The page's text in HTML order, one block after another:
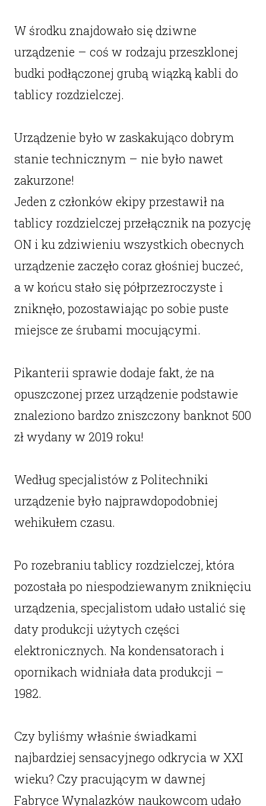
W środku znajdowało się dziwne
urządzenie – coś w rodzaju przeszklonej
budki podłączonej grubą wiązką kabli do
tablicy rozdzielczej.
Urządzenie było w zaskakująco dobrym
stanie technicznym – nie było nawet
zakurzone!
Jeden z członków ekipy przestawił na
tablicy rozdzielczej przełącznik na pozycję
ON i ku zdziwieniu wszystkich obecnych
urządzenie zaczęło coraz głośniej buczeć,
a w końcu stało się półprzezroczyste i
zniknęło, pozostawiając po sobie puste
miejsce ze śrubami mocującymi.
Pikanterii sprawie dodaje fakt, że na
opuszczonej przez urządzenie podstawie
znaleziono bardzo zniszczony banknot 500
zł wydany w 2019 roku!
Według specjalistów z Politechniki
urządzenie było najprawdopodobniej
wehikułem czasu.
Po rozebraniu tablicy rozdzielczej, która
pozostała po niespodziewanym zniknięciu
urządzenia, specjalistom udało ustalić się
daty produkcji użytych części
elektronicznych. Na kondensatorach i
opornikach widniała data produkcji –
1982.
Czy byliśmy właśnie świadkami
najbardziej sensacyjnego odkrycia w XXI
wieku? Czy pracującym w dawnej
Fabryce Wynalazków naukowcom udało